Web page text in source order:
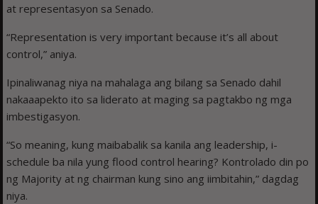
at representasyon sa Senado.
“Representation is very important because it’s all about
control,” aniya.
Ipinaliwanag niya na mahalaga ang bilang sa Senado dahil
nakaaapekto ito sa liderato at maging sa pagtakbo ng mga
imbestigasyon.
“So meaning, kung maibabalik sa kanila ang leadership, i-
schedule ba nila yung flood control hearing? Kontrolado din po
ng Majority at ng chairman kung sino ang iimbitahin,” dagdag
niya.